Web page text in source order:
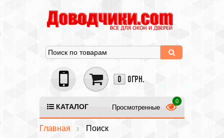
0 0ГРН.
КАТАЛОГ Просмотренные
Главная Поиск